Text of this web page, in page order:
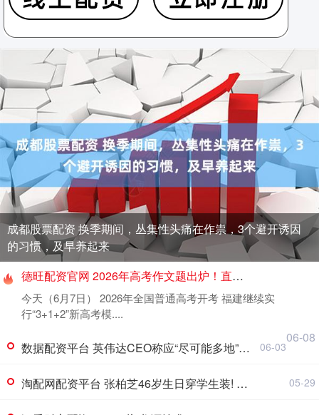
成都股票配资 换季期间，丛集性头痛在作祟，3个避开诱因
的习惯，及早养起来
德旺配资官网 2026年高考作文题出炉！直击厦门思明送考现场！转发送祝福！
今天（6月7日） 2026年全国普通高考开考 福建继续实
行“3+1+2”新高考模....
06-08
数据配资平台 英伟达CEO称应“尽可能多地”给员工发薪水 06-03
淘配网配资平台 张柏芝46岁生日穿学生装! 再现《喜剧之王》柳飘飘! 豪送粉丝机票和迪士尼门票 05-29